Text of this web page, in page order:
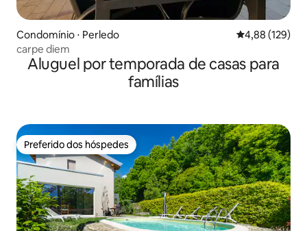
Condomínio ⋅ Perledo 4,88 de uma
4,88 (129)
carpe diem
Aluguel por temporada de casas para
famílias
Preferido dos hóspedes
Preferido dos hóspedes